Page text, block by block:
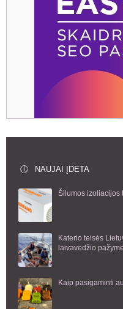
NAUJAI ĮDETA
Šilumos izoliacijos
Katerio teisės
laivavedžio
Kaip pasigaminti